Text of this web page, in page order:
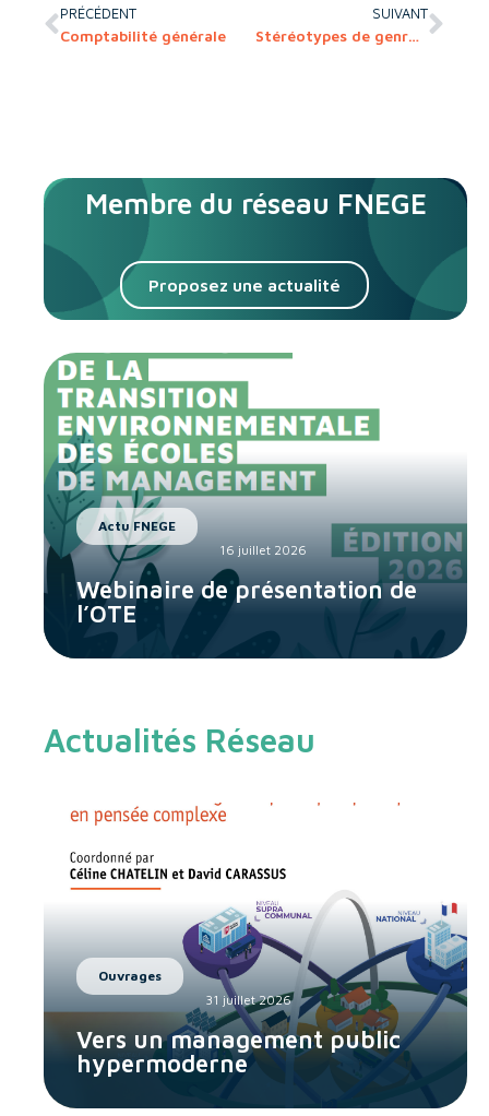
PRÉCÉDENT
Comptabilité générale
SUIVANT
Stéréotypes de genre et inégalités professionnelles entre femmes et hommes
Membre du réseau FNEGE
Proposez une actualité
Actu FNEGE
16 juillet 2026
Webinaire de présentation de
l’OTE
Actualités Réseau
Ouvrages
31 juillet 2026
Vers un management public
hypermoderne